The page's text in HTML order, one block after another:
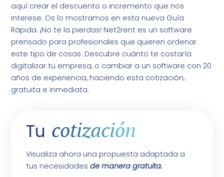
aquí crear el descuento o incremento que nos
interese. Os lo mostramos en esta nueva Guía
Rápida. ¡No te la pierdas! Net2rent es un software
prensado para profesionales que quieren ordenar
este tipo de cosas. Descubre cuánto te costaría
digitalizar tu empresa, o cambiar a un software con 20
años de experiencia, haciendo esta cotización,
gratuita e inmediata.
Tu cotización
Visualiza ahora una propuesta adaptada a
tus necesidades de manera gratuita.